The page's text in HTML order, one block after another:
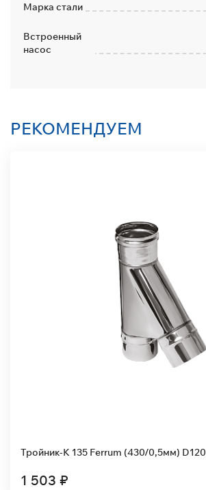
Марка стали
Встроенный
насос
РЕКОМЕНДУЕМ
Тройник-К 135 Ferrum (430/0,5мм) D120
1 503 ₽